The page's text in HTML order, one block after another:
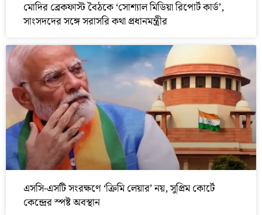
মোদির ব্রেকফাস্ট বৈঠকে ‘সোশ্যাল মিডিয়া রিপোর্ট কার্ড’,
সাংসদদের সঙ্গে সরাসরি কথা প্রধানমন্ত্রীর
এসসি-এসটি সংরক্ষণে ‘ক্রিমি লেয়ার’ নয়, সুপ্রিম কোর্টে
কেন্দ্রের স্পষ্ট অবস্থান